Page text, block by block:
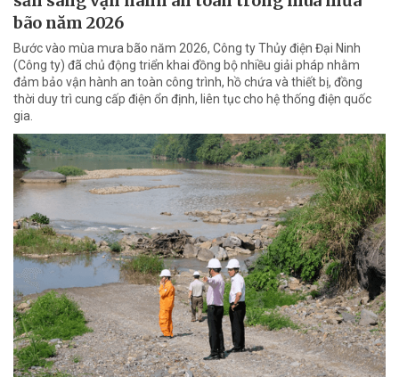
bão năm 2026
Bước vào mùa mưa bão năm 2026, Công ty Thủy điện Đại Ninh
(Công ty) đã chủ động triển khai đồng bộ nhiều giải pháp nhằm
đảm bảo vận hành an toàn công trình, hồ chứa và thiết bị, đồng
thời duy trì cung cấp điện ổn định, liên tục cho hệ thống điện quốc
gia.